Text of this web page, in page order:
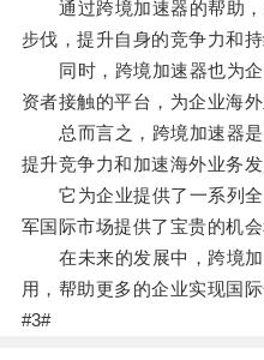
通过跨境加速器的帮助，
步伐，提升自身的竞争力和持
同时，跨境加速器也为企
资者接触的平台，为企业海
总而言之，跨境加速器是
提升竞争力和加速海外业务发
它为企业提供了一系列全
军国际市场提供了宝贵的机会
在未来的发展中，跨境加
用，帮助更多的企业实现国际
#3#